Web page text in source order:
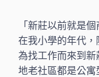
「新莊以前就是
在我小學的年代
為找工作而來到
地老社區都是公